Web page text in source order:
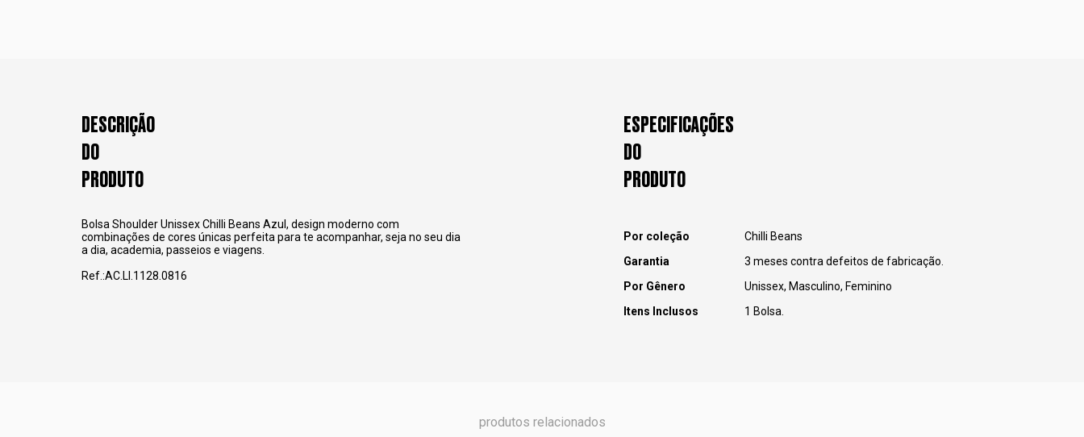
DESCRIÇÃO
DO
PRODUTO
Bolsa Shoulder Unissex Chilli Beans Azul, design moderno com
combinações de cores únicas perfeita para te acompanhar, seja no seu dia
a dia, academia, passeios e viagens.
Ref.:AC.LI.1128.0816
ESPECIFICAÇÕES
DO
PRODUTO
Por coleção
Chilli Beans
Garantia
3 meses contra defeitos de fabricação.
Por Gênero
Unissex, Masculino, Feminino
Itens Inclusos
1 Bolsa.
produtos relacionados